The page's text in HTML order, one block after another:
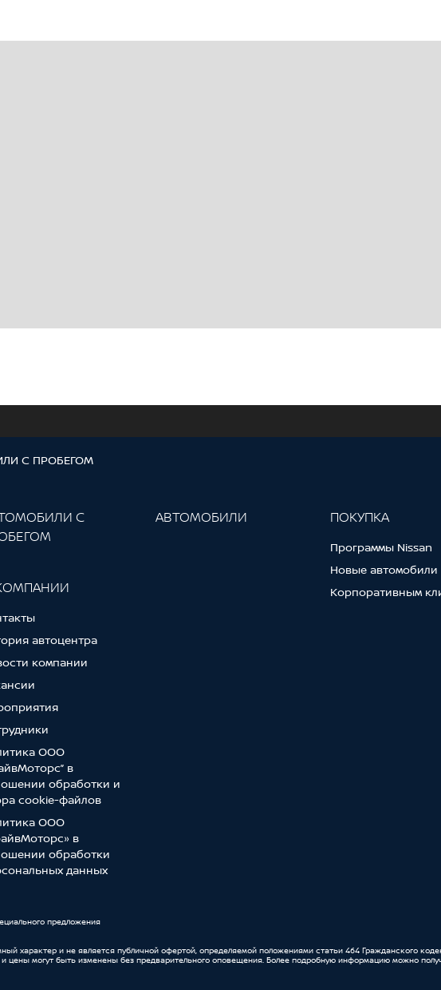
С ПРОБЕГОМ
С
автоцентра
компании
ООО
в
обработки и
cookie-файлов
ООО
в
обработки
данных
АВТОМОБИЛИ ПОКУПКА
Программы Nissan
Новые автомобили
Корпоративным
предложения
характер и не является публичной офертой, определяемой положениями статьи 464 Гражданского
цены могут быть изменены без предварительного оповещения. Более подробную информацию можно